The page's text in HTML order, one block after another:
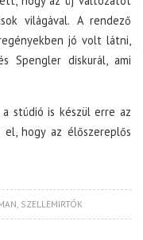
világával. A rendező
jó volt látni,
Spengler diskurál, ami
stúdió is készül erre az
el, hogy az élőszereplős
SZELLEMIRTÓK